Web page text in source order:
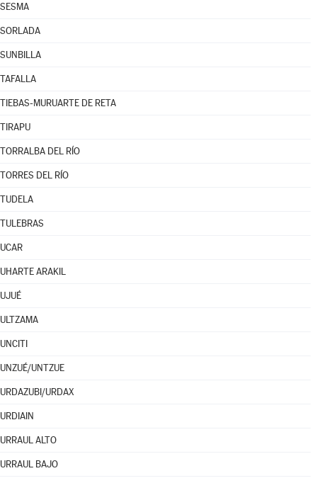
SESMA
SORLADA
SUNBILLA
TAFALLA
TIEBAS-MURUARTE DE RETA
TIRAPU
TORRALBA DEL RÍO
TORRES DEL RÍO
TUDELA
TULEBRAS
UCAR
UHARTE ARAKIL
UJUÉ
ULTZAMA
UNCITI
UNZUÉ/UNTZUE
URDAZUBI/URDAX
URDIAIN
URRAUL ALTO
URRAUL BAJO